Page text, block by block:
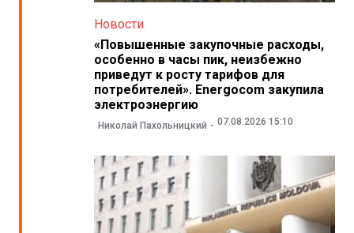
Новости
«Повышенные закупочные расходы,
особенно в часы пик, неизбежно
приведут к росту тарифов для
потребителей». Energocom закупила
электроэнергию
Николай Пахольницкий 07.08.2026 15:10